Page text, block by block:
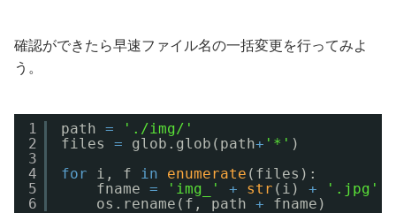
確認ができたら早速ファイル名の一括変更を行ってみよ
う。
1
2
3
4
5
6
path =
'./img/'
files = glob.glob(path+ '*' )
for
i, f in enumerate (files):
fname = 'img_' + str (i) +
'.jpg'
os.rename(f, path + fname)